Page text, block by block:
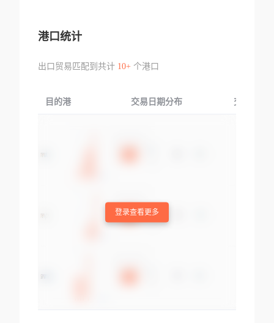
港口统计
出口贸易匹配到共计 10+个港口
目的港 交易日期分布 交易产品
登录查看更多